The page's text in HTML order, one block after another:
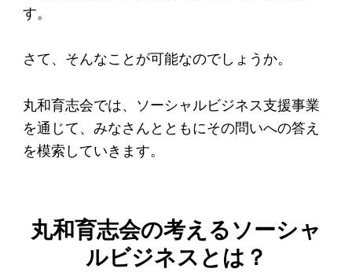
給付型奨学金
事業方針
給付型奨学金とは
募集要項
ソーシャルビジネスとは
す。
さて、そんなことが可能なのでしょうか。
丸和育志会では、ソーシャルビジネス支援事業
を通じて、みなさんとともにその問いへの答え
を模索していきます。
丸和育志会の考えるソーシャ
ルビジネスとは？